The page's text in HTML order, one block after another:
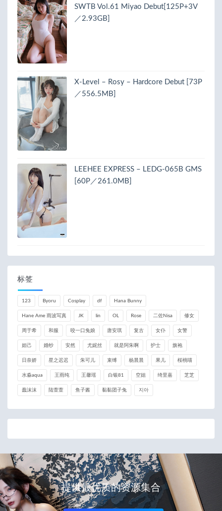
SWTB Vol.61 Miyao Debut[125P+3V
／2.93GB]
X-Level – Rosy – Hardcore Debut [73P
／556.5MB]
LEEHEE EXPRESS – LEDG-065B GMS
[60P／261.0MB]
标签
123 Byoru Cosplay df Hana Bunny
Hane Ame 雨波写真 JK lin OL Rose 二佐Nisa 修女
周于希 和服 咬一口兔娘 唐安琪 复古 女仆 女警
妲己 婚纱 安然 尤妮丝 就是阿朱啊 护士 旗袍
日奈娇 星之迟迟 朱可儿 束缚 杨晨晨 果儿 桜桃喵
水淼aqua 王雨纯 王馨瑶 白银81 空姐 绮里嘉 芝芝
蠢沫沫 陆萱萱 鱼子酱 黏黏团子兔 지아
提供最优质的资源集合